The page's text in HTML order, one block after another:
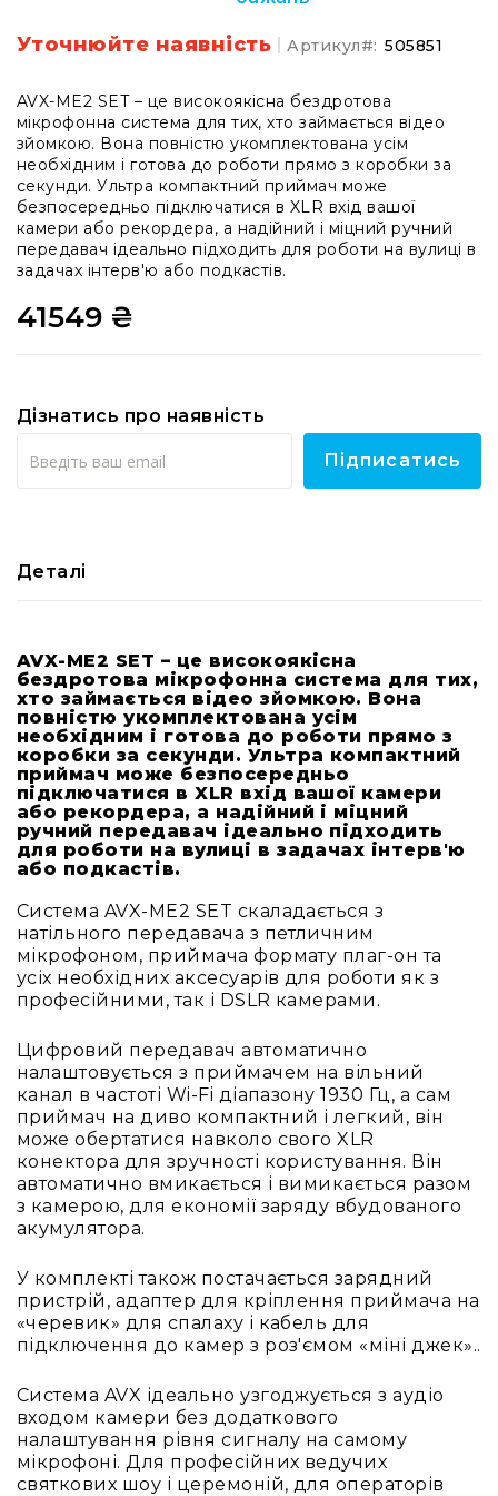
системи
Моніторінг
Приймачі
Передавачі
Мікрофонні
голови
Всі
радіосистеми
Аксесуари
обладнання
розподіл
коди
Генератори
тайм-
кодів
Приймачі
та
передавачі
Дисплеї
комплектуючі
Мікрофони
Студійні
Вокальні
Інструментальні
USB-
мікрофони
Конференційні
Петличні
З
оголов'ям
Для
мобільних
пристроїв
мікрофони
Мікрофонне
підсилення
Аксесуари
Уточнюйте наявність Артикул 505851
AVX-ME2 SET – це високоякісна бездротова
мікрофонна система для тих, хто займається відео
зйомкою. Вона повністю укомплектована усім
необхідним і готова до роботи прямо з коробки за
секунди. Ультра компактний приймач може
безпосередньо підключатися в XLR вхід вашої
камери або рекордера, а надійний і міцний ручний
передавач ідеально підходить для роботи на вулиці в
задачах інтерв'ю або подкастів.
41549 ₴
Дізнатись про наявність
Підписатись
Деталі
AVX-ME2 SET – це високоякісна
бездротова мікрофонна система для тих,
хто займається відео зйомкою. Вона
повністю укомплектована усім
необхідним і готова до роботи прямо з
коробки за секунди. Ультра компактний
приймач може безпосередньо
підключатися в XLR вхід вашої камери
або рекордера, а надійний і міцний
ручний передавач ідеально підходить
для роботи на вулиці в задачах інтерв'ю
або подкастів.
Система AVX-ME2 SET скаладається з
натільного передавача з петличним
мікрофоном, приймача формату плаг-он та
усіх необхідних аксесуарів для роботи як з
професійними, так і DSLR камерами.
Цифровий передавач автоматично
налаштовується з приймачем на вільний
канал в частоті Wi-Fi діапазону 1930 Гц, а сам
приймач на диво компактний і легкий, він
може обертатися навколо свого XLR
конектора для зручності користування. Він
автоматично вмикається і вимикається разом
з камерою, для економії заряду вбудованого
акумулятора.
У комплекті також постачається зарядний
пристрій, адаптер для кріплення приймача на
«черевик» для спалаху і кабель для
підключення до камер з роз'ємом «міні джек»..
Система AVX ідеально узгоджується з аудіо
входом камери без додаткового
налаштування рівня сигналу на самому
мікрофоні. Для професійних ведучих
святкових шоу і церемоній, для операторів